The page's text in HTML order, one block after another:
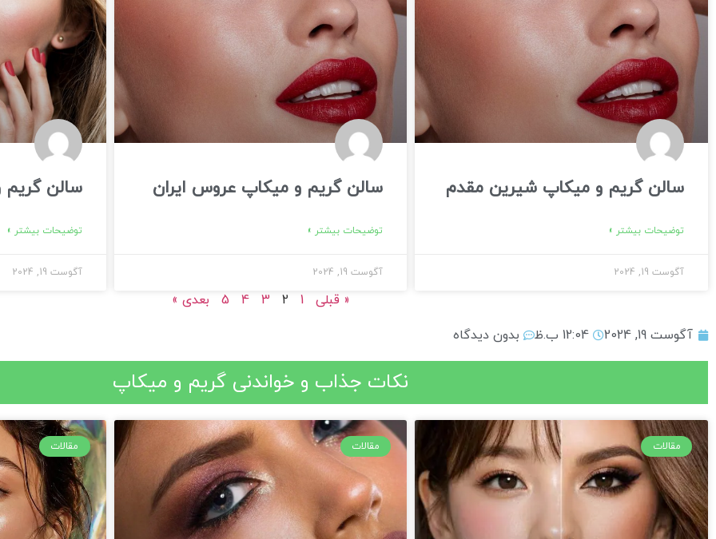
سالن گریم و میکاپ شیرین مقدم
توضیحات بیشتر »
آگوست 19, 2024
سالن گریم و میکاپ عروس ایران
توضیحات بیشتر »
آگوست 19, 2024
سالن گریم
توضیحات بیشتر »
آگوست 19, 2024
« قبلی 1
2
3
4
5
بعدی »
آگوست 19, 2024
12:04 ب.ظ بدون دیدگاه
نکات جذاب و خواندنی گریم و میکاپ
مقالات مقالات مقالات